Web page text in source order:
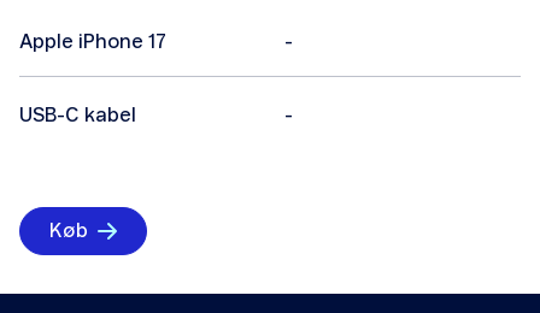
Apple iPhone 17 -
USB-C kabel -
Køb